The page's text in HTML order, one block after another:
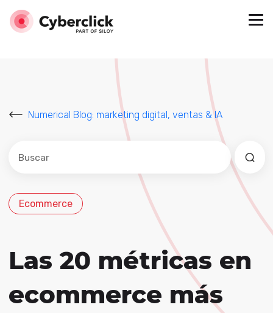
Numerical Blog: marketing digital, ventas & IA
Este es un campo de búsqueda con una función de
No hay sugerencias porque el campo de
Ecommerce
Las 20 métricas en
ecommerce más